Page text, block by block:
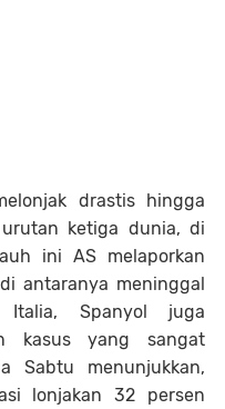
drastis hingga
ketiga dunia, di
ini AS melaporkan
antaranya meninggal
Spanyol juga
kasus yang sangat
Sabtu menunjukkan,
lonjakan 32 persen